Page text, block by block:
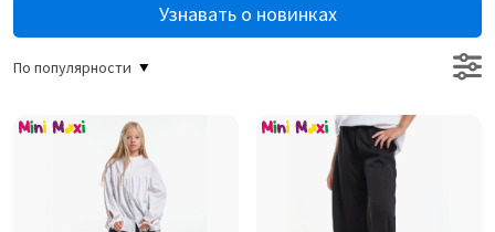
Узнавать о новинках
По популярности